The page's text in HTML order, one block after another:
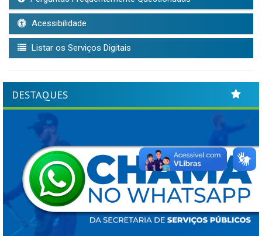
Acessibilidade
Listar os Serviços Digitais
DESTAQUES